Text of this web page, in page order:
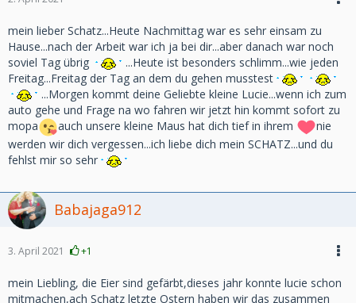
mein lieber Schatz...Heute Nachmittag war es sehr einsam zu
Hause...nach der Arbeit war ich ja bei dir...aber danach war noch
soviel Tag übrig
...Heute ist besonders schlimm...wie jeden
Freitag...Freitag der Tag an dem du gehen musstest
...Morgen kommt deine Geliebte kleine Lucie...wenn ich zum
auto gehe und Frage na wo fahren wir jetzt hin kommt sofort zu
mopa
auch unsere kleine Maus hat dich tief in ihrem
nie
werden wir dich vergessen...ich liebe dich mein SCHATZ...und du
fehlst mir so sehr
Babajaga912
3. April 2021 +1
mein Liebling, die Eier sind gefärbt,dieses jahr konnte lucie schon
mitmachen,ach Schatz letzte Ostern haben wir das zusammen